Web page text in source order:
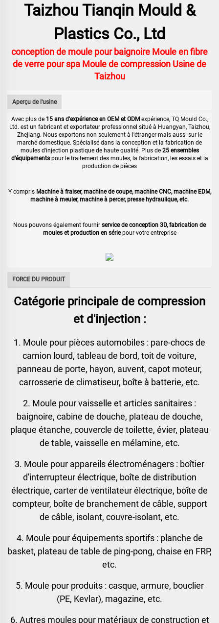
Taizhou Tianqin Mould &
Plastics Co., Ltd
conception de moule pour baignoire Moule en fibre
de verre pour spa Moule de compression Usine de
Taizhou
Aperçu de l'usine
Avec plus de 15 ans d'expérience en OEM et ODM expérience, TQ Mould Co.,
Ltd. est un fabricant et exportateur professionnel situé à Huangyan, Taizhou,
Zhejiang. Nous exportons non seulement à l'étranger mais aussi sur le
marché domestique. Spécialisé dans la conception et la fabrication de
moules d'injection plastique de haute qualité. Plus de 25 ensembles
d'équipements pour le traitement des moules, la fabrication, les essais et la
production de pièces
Y compris Machine à fraiser, machine de coupe, machine CNC, machine EDM,
machine à meuler, machine à percer, presse hydraulique, etc.
Nous pouvons également fournir service de conception 3D, fabrication de
moules et production en sériepour votre entreprise
FORCE DU PRODUIT
Catégorie principale de compression
et d'injection :
1. Moule pour pièces automobiles : pare-chocs de
camion lourd, tableau de bord, toit de voiture,
panneau de porte, hayon, auvent, capot moteur,
carrosserie de climatiseur, boîte à batterie, etc.
2. Moule pour vaisselle et articles sanitaires :
baignoire, cabine de douche, plateau de douche,
plaque étanche, couvercle de toilette, évier, plateau
de table, vaisselle en mélamine, etc.
3. Moule pour appareils électroménagers : boîtier
d'interrupteur électrique, boîte de distribution
électrique, carter de ventilateur électrique, boîte de
compteur, boîte de branchement de câble, support
de câble, isolant, couvre-isolant, etc.
4. Moule pour équipements sportifs : planche de
basket, plateau de table de ping-pong, chaise en FRP,
etc.
5. Moule pour produits : casque, armure, bouclier
(PE, Kevlar), magazine, etc.
6. Autres moules pour matériaux de construction et